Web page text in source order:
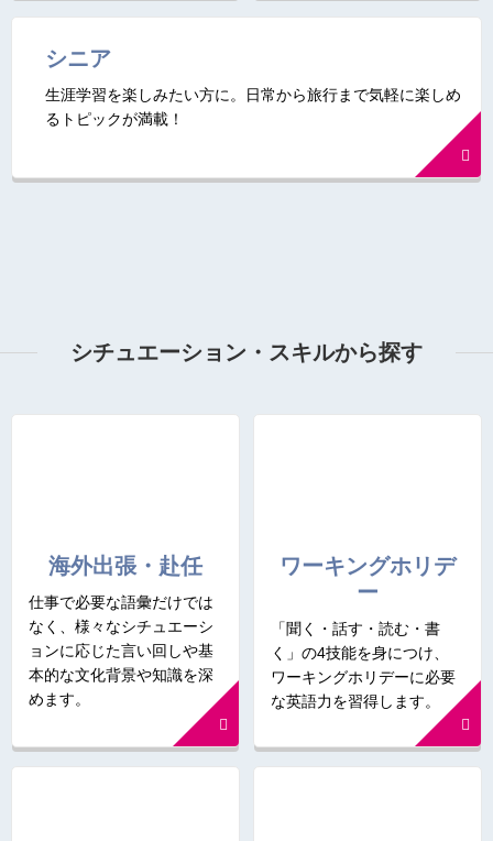
シニア
生涯学習を楽しみたい方に。日常から旅行まで気軽に楽しめ
るトピックが満載！
シチュエーション・スキルから探す
海外出張・赴任
仕事で必要な語彙だけでは
なく、様々なシチュエーシ
ョンに応じた言い回しや基
本的な文化背景や知識を深
めます。
ワーキングホリデ
ー
「聞く・話す・読む・書
く」の4技能を身につけ、
ワーキングホリデーに必要
な英語力を習得します。